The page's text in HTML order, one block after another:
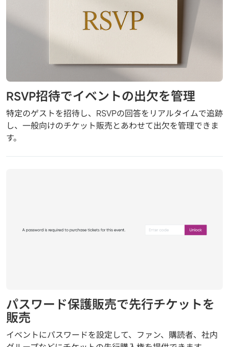
RSVP招待でイベントの出欠を管理
特定のゲストを招待し、RSVPの回答をリアルタイムで追跡
し、一般向けのチケット販売とあわせて出欠を管理できま
す。
パスワード保護販売で先行チケットを
販売
イベントにパスワードを設定して、ファン、購読者、社内